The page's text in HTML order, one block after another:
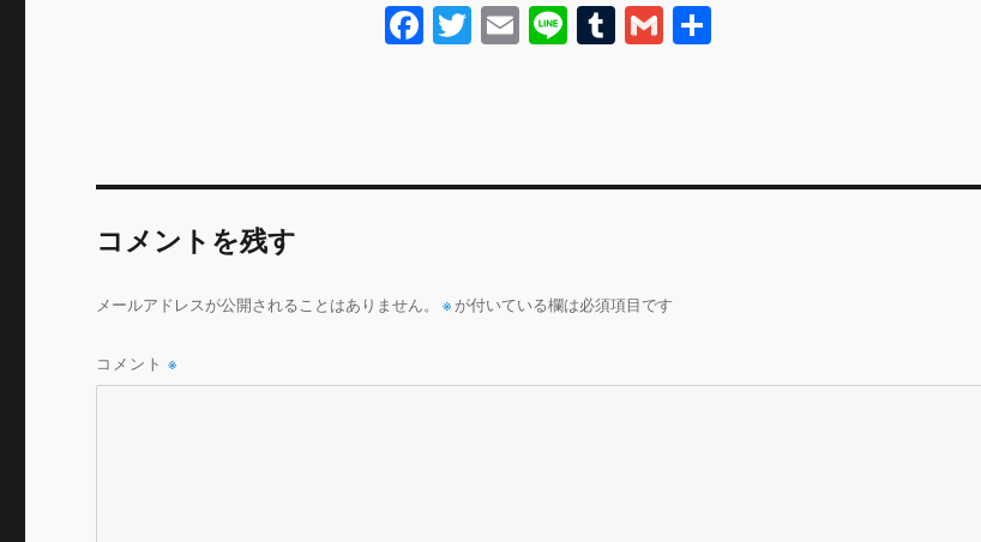
F
b
k
T
r
E Li T
r
G 共
コメントを残す
メールアドレスが公開されることはありません。 ※ が付いている欄は必須項目です
コメント※